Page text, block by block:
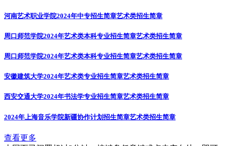
河南艺术职业学院2024年中专招生简章艺术类招生简章
周口师范学院2024年艺术类本科专业招生简章艺术类招生简章
周口师范学院2024年艺术类本科专业招生简章艺术类招生简章
安徽建筑大学2024年艺术类专业招生简章艺术类招生简章
西安交通大学2024年书法学专业招生简章艺术类招生简章
2024年上海音乐学院新疆协作计划招生简章艺术类招生简章
查看更多